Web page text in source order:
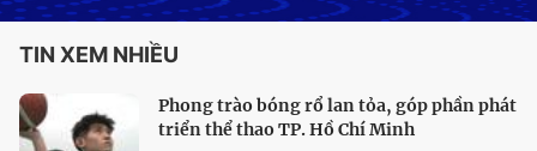
TIN XEM NHIỀU
Phong trào bóng rổ lan tỏa, góp phần phát
triển thể thao TP. Hồ Chí Minh